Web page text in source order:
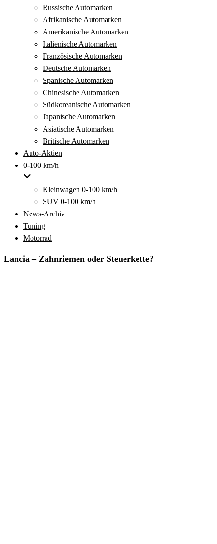
Russische Automarken
Afrikanische Automarken
Amerikanische Automarken
Italienische Automarken
Französische Automarken
Deutsche Automarken
Spanische Automarken
Chinesische Automarken
Südkoreanische Automarken
Japanische Automarken
Asiatische Automarken
Britische Automarken
Auto-Aktien
0-100 km/h
Kleinwagen 0-100 km/h
SUV 0-100 km/h
News-Archiv
Tuning
Motorrad
Lancia – Zahnriemen oder Steuerkette?